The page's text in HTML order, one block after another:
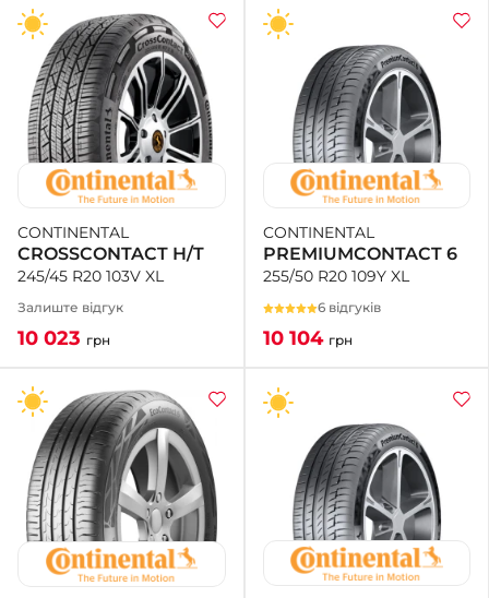
CONTINENTAL
CROSSCONTACT H/T
245/45 R20 103V XL
Залиште відгук
10 023 грн
CONTINENTAL
PREMIUMCONTACT 6
255/50 R20 109Y XL
6 відгуків
10 104 грн